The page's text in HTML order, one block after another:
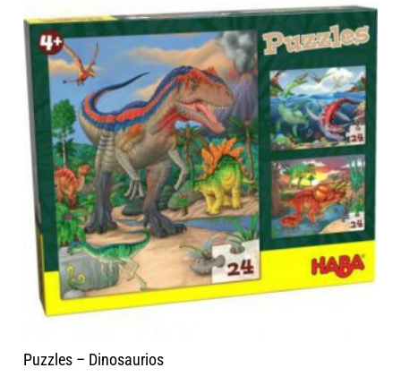
Puzzles – Dinosaurios